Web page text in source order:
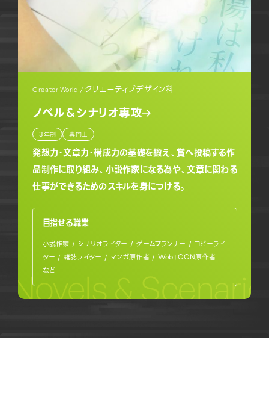
Creator World / クリエーティブデザイン科
ノベル＆シナリオ専攻
3年制 専門士
発想力・文章力・構成力の基礎を鍛え、賞へ投稿する作
品制作に取り組み、小説作家になる為や、文章に関わる
仕事ができるためのスキルを身につける。
目指せる職業
小説作家 / シナリオライター / ゲームプランナー / コピーライ
ター / 雑誌ライター / マンガ原作者 / WebTOON原作者
など
Novels &